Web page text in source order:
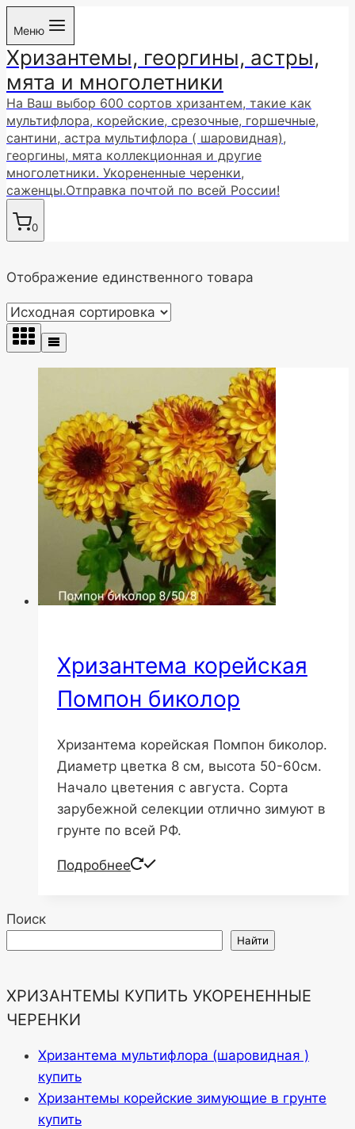
Перейти
содержимому
Меню
Хризантемы, георгины, астры,
мята и многолетники
На Ваш выбор 600 сортов хризантем, такие как
мультифлора, корейские, срезочные, горшечные,
сантини, астра мультифлора ( шаровидная),
георгины, мята коллекционная и другие
многолетники. Укорененные черенки,
саженцы.Отправка почтой по всей России!
0
Отображение единственного товара
Хризантема корейская
Помпон биколор
Хризантема корейская Помпон биколор.
Диаметр цветка 8 см, высота 50-60см.
Начало цветения с августа. Сорта
зарубежной селекции отлично зимуют в
грунте по всей РФ.
Подробнее
Поиск
Найти
ХРИЗАНТЕМЫ КУПИТЬ УКОРЕНЕННЫЕ
ЧЕРЕНКИ
Хризантема мультифлора (шаровидная )
купить
Хризантемы корейские зимующие в грунте
купить